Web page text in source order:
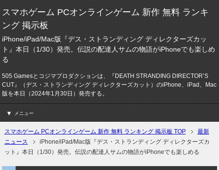
スマホゲーム PCオンラインゲーム 新作 無料 ランキ
ング 掲示板
iPhone/iPad/Mac版『デス・ストランディング ディレクターズカッ
ト』本日（1/30）発売。伝説の配達人サムの物語がiPhoneでも楽しめ
る
505 Gamesとコジマプロダクションは、『DEATH STRANDING DIRECTOR’S
CUT』（デス・ストランディング ディレクターズカット）のiPhone、iPad、Mac
版を本日（2024年1月30日）発売する。
メニュー
スマホゲーム PCオンラインゲーム 新作 無料 ランキング 掲示板 TOP
最新
ニュース
iPhone/iPad/Mac版『デス・ストランディング ディレクターズカ
ット』本日（1/30）発売。伝説の配達人サムの物語がiPhoneでも楽しめる